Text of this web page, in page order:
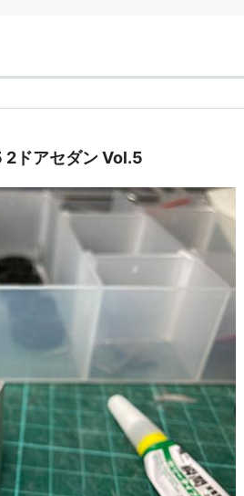
ドアセダン Vol.5